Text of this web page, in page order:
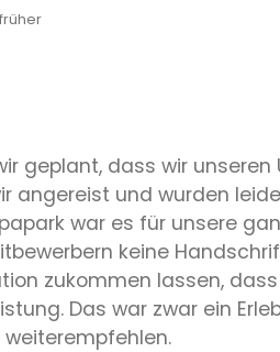
geplant, dass wir
angereist und wurden
war es für unsere
keine
zukommen lassen,
Das war zwar ein